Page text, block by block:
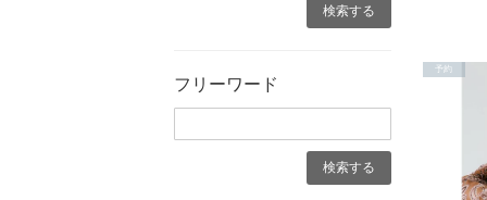
フリーワード
予約